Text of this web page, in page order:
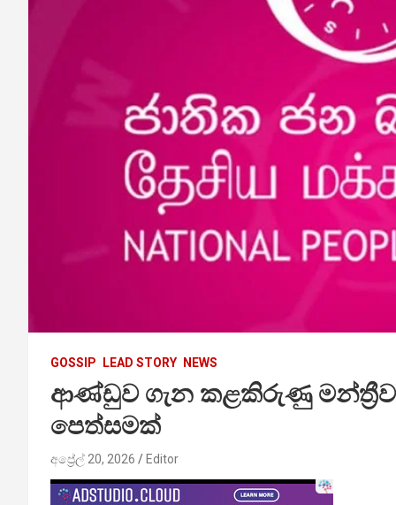
GOSSIP LEAD STORY NEWS
ආණ්ඩුව ගැන කළකිරුණු
පෙත්සමක්
අප්‍රේල් 20, 2026 Editor